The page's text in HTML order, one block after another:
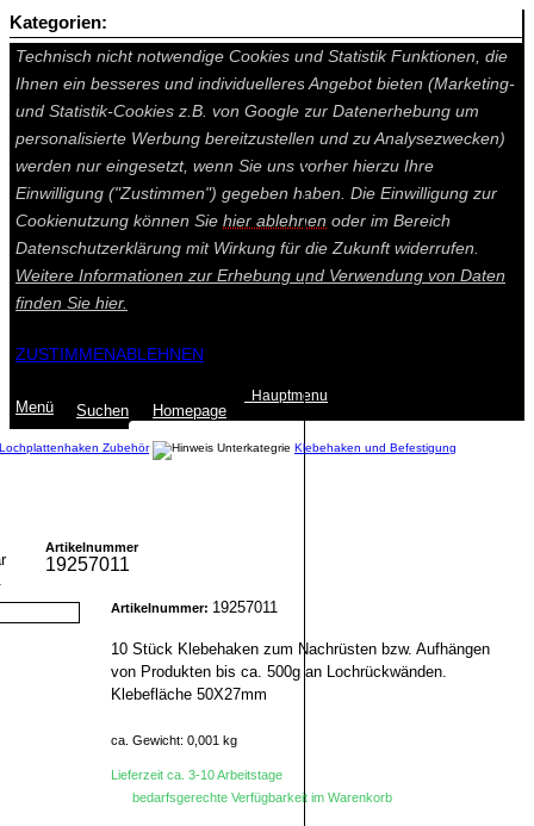
Auf dieser Seite werden technisch notwendige Cookies gesetzt.
Technisch nicht notwendige Cookies und Statistik Funktionen, die
Ihnen ein besseres und individuelleres Angebot bieten (Marketing-
und Statistik-Cookies z.B. von Google zur Datenerhebung um
personalisierte Werbung bereitzustellen und zu Analysezwecken)
werden nur eingesetzt, wenn Sie uns vorher hierzu Ihre
Einwilligung ("Zustimmen") gegeben haben. Die Einwilligung zur
Cookienutzung können Sie hier ablehnen oder im Bereich
Datenschutzerklärung mit Wirkung für die Zukunft widerrufen.
Weitere Informationen zur Erhebung und Verwendung von Daten
finden Sie hier.
ZUSTIMMENABLEHNEN
Menü Suchen Homepage
Hauptmenu
Lochplattenhaken Zubehör Klebehaken und Befestigung
Artikelnummer
19257011
Artikelnummer: 19257011
10 Stück Klebehaken zum Nachrüsten bzw. Aufhängen
von Produkten bis ca. 500g an Lochrückwänden.
Klebefläche 50X27mm
ca. Gewicht: 0,001 kg
Lieferzeit ca. 3-10 Arbeitstage
bedarfsgerechte Verfügbarkeit im Warenkorb
Kategorien: